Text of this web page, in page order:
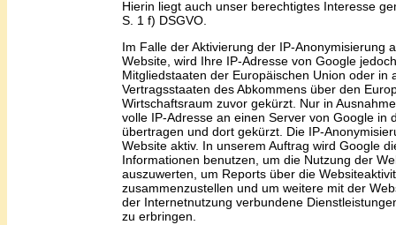
Hierin liegt auch unser berechtigtes Interesse
S. 1 f) DSGVO.
Im Falle der Aktivierung der IP-Anonymisierung
Website, wird Ihre IP-Adresse von Google
Mitgliedstaaten der Europäischen Union oder in
Vertragsstaaten des Abkommens über den
Wirtschaftsraum zuvor gekürzt. Nur in
volle IP-Adresse an einen Server von Google in
übertragen und dort gekürzt. Die IP-
Website aktiv. In unserem Auftrag wird Google
Informationen benutzen, um die Nutzung der
auszuwerten, um Reports über die
zusammenzustellen und um weitere mit der
der Internetnutzung verbundene
zu erbringen.